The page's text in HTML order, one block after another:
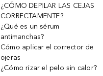
¿CÓMO DEPILAR LAS CEJAS
CORRECTAMENTE?
¿Qué es un sérum
antimanchas?
Cómo aplicar el corrector de
ojeras
¿Cómo rizar el pelo sin calor?